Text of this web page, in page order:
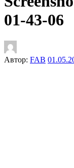
01-43-06
Автор: FAB